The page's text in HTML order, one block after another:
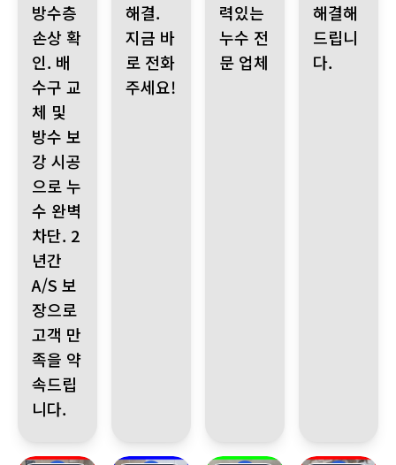
방수층
손상 확
인. 배
수구 교
체 및
방수 보
강 시공
으로 누
수 완벽
차단. 2
년간
A/S 보
장으로
고객 만
족을 약
속드립
니다.
해결.
지금 바
로 전화
주세요!
력있는
누수 전
문 업체
해결해
드립니
다.